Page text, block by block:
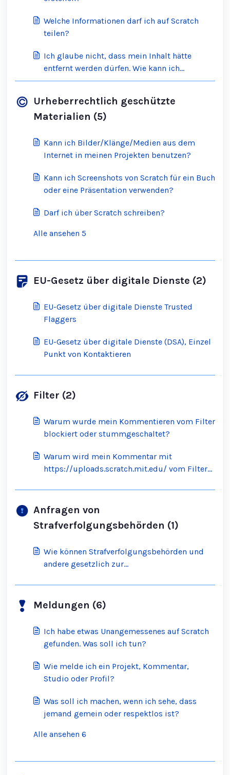
Welche Informationen darf ich auf Scratch
teilen?
Ich glaube nicht, dass mein Inhalt hätte
entfernt werden dürfen. Wie kann ich
Widerspruch einlegen?
Urheberrechtlich geschützte
Materialien (5)
Kann ich Bilder/Klänge/Medien aus dem
Internet in meinen Projekten benutzen?
Kann ich Screenshots von Scratch für ein Buch
oder eine Präsentation verwenden?
Darf ich über Scratch schreiben?
Alle ansehen 5
EU-Gesetz über digitale Dienste (2)
EU-Gesetz über digitale Dienste Trusted
Flaggers
EU-Gesetz über digitale Dienste (DSA), Einzel
Punkt von Kontaktieren
Filter (2)
Warum wurde mein Kommentieren vom Filter
blockiert oder stummgeschaltet?
Warum wird mein Kommentar mit
https://uploads.scratch.mit.edu/ vom Filter
Anfragen von
Strafverfolgungsbehörden (1)
Wie können Strafverfolgungsbehörden und
andere gesetzlich zur
Scratch kontaktieren?
Meldungen (6)
Ich habe etwas Unangemessenes auf Scratch
gefunden. Was soll ich tun?
Wie melde ich ein Projekt, Kommentar,
Studio oder Profil?
Was soll ich machen, wenn ich sehe, dass
jemand gemein oder respektlos ist?
Alle ansehen 6